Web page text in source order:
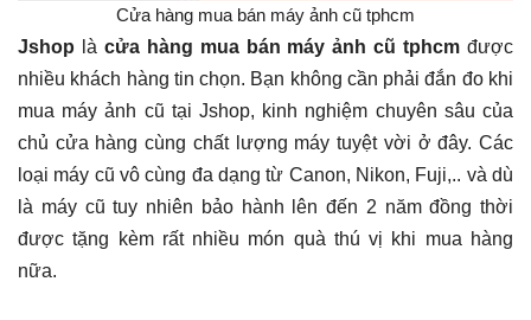
Cửa hàng mua bán máy ảnh cũ tphcm
Jshop là cửa hàng mua bán máy ảnh cũ tphcmđược
nhiều khách hàng tin chọn. Bạn không cần phải đắn đo khi
mua máy ảnh cũ tại Jshop, kinh nghiệm chuyên sâu của
chủ cửa hàng cùng chất lượng máy tuyệt vời ở đây. Các
loại máy cũ vô cùng đa dạng từ Canon, Nikon, Fuji,.. và dù
là máy cũ tuy nhiên bảo hành lên đến 2 năm đồng thời
được tặng kèm rất nhiều món quà thú vị khi mua hàng
nữa.